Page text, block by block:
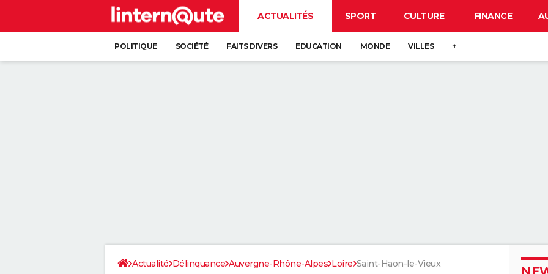
ACTUALITÉS SPORT CULTURE FINANCE
POLITIQUE SOCIÉTÉ FAITS DIVERS EDUCATION MONDE VILLES +
Actualité Délinquance Auvergne-Rhône-Alpes Loire Saint-Haon-le-Vieux